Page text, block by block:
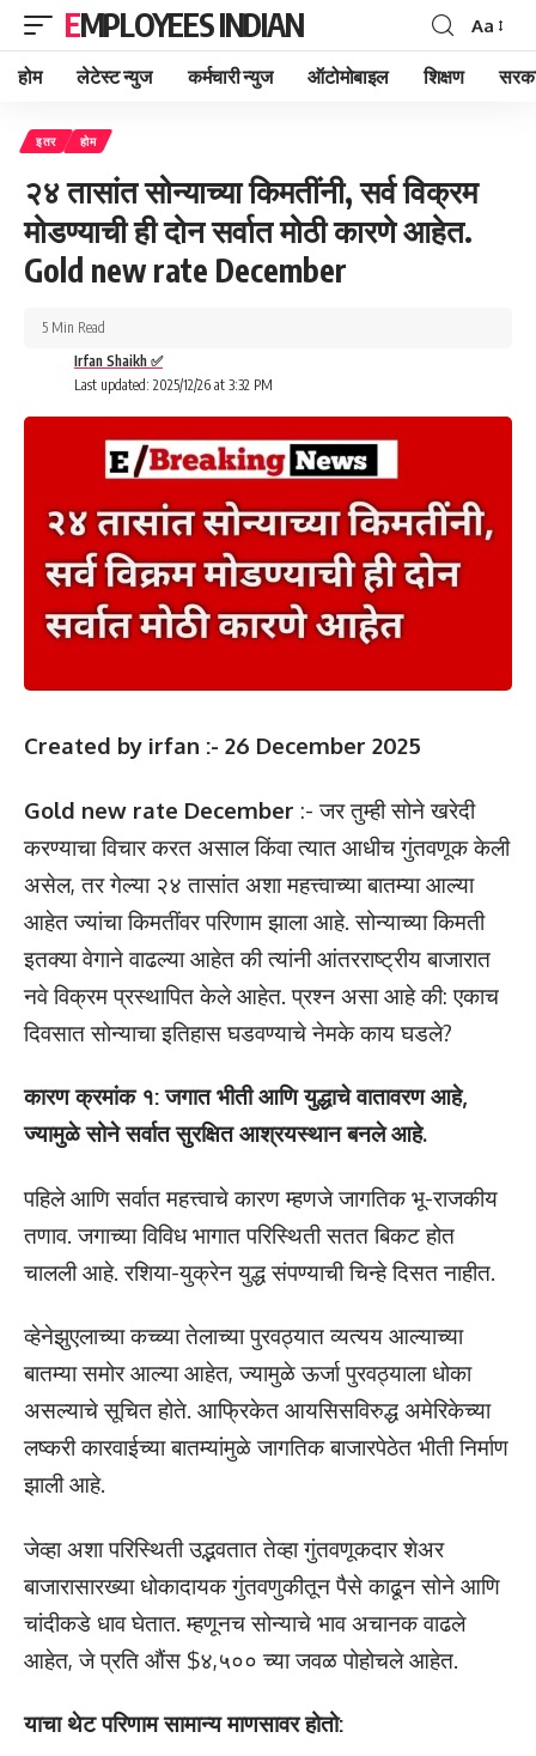
EMPLOYEES INDIAN
Font
Resizer
Aa
होम लेटेस्ट न्युज कर्मचारी न्युज ऑटोमोबाइल शिक्षण
इतर होम
२४ तासांत सोन्याच्या किमतींनी, सर्व विक्रम
मोडण्याची ही दोन सर्वात मोठी कारणे आहेत.
Gold new rate December
Last updated: 2025/12/26 at 3:32 PM
Irfan Shaikh ✅
5 Min Read
Created by irfan :- 26 December 2025
Gold new rate December :- जर तुम्ही सोने खरेदी
करण्याचा विचार करत असाल किंवा त्यात आधीच गुंतवणूक केली
असेल, तर गेल्या २४ तासांत अशा महत्त्वाच्या बातम्या आल्या
आहेत ज्यांचा किमतींवर परिणाम झाला आहे. सोन्याच्या किमती
इतक्या वेगाने वाढल्या आहेत की त्यांनी आंतरराष्ट्रीय बाजारात
नवे विक्रम प्रस्थापित केले आहेत. प्रश्न असा आहे की: एकाच
दिवसात सोन्याचा इतिहास घडवण्याचे नेमके काय घडले?
कारण क्रमांक १: जगात भीती आणि युद्धाचे वातावरण आहे,
ज्यामुळे सोने सर्वात सुरक्षित आश्रयस्थान बनले आहे.
पहिले आणि सर्वात महत्त्वाचे कारण म्हणजे जागतिक भू-राजकीय
तणाव. जगाच्या विविध भागात परिस्थिती सतत बिकट होत
चालली आहे. रशिया-युक्रेन युद्ध संपण्याची चिन्हे दिसत नाहीत.
व्हेनेझुएलाच्या कच्च्या तेलाच्या पुरवठ्यात व्यत्यय आल्याच्या
बातम्या समोर आल्या आहेत, ज्यामुळे ऊर्जा पुरवठ्याला धोका
असल्याचे सूचित होते. आफ्रिकेत आयसिसविरुद्ध अमेरिकेच्या
लष्करी कारवाईच्या बातम्यांमुळे जागतिक बाजारपेठेत भीती निर्माण
झाली आहे.
जेव्हा अशा परिस्थिती उद्भवतात तेव्हा गुंतवणूकदार शेअर
बाजारासारख्या धोकादायक गुंतवणुकीतून पैसे काढून सोने आणि
चांदीकडे धाव घेतात. म्हणूनच सोन्याचे भाव अचानक वाढले
आहेत, जे प्रति औंस $४,५०० च्या जवळ पोहोचले आहेत.
याचा थेट परिणाम सामान्य माणसावर होतो: